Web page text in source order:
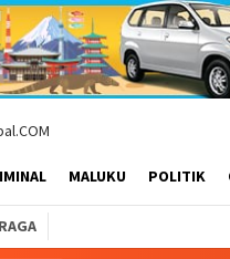
MALUKU POLITIK